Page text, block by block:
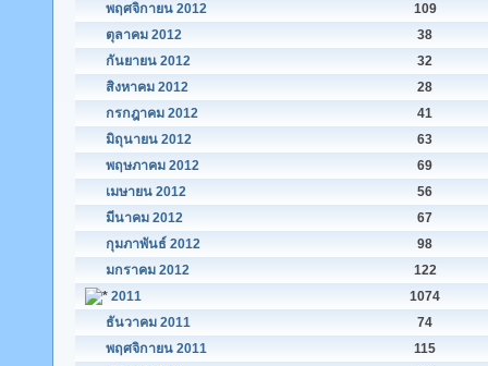
พฤศจิกายน 2012
109
ตุลาคม 2012
38
กันยายน 2012
32
สิงหาคม 2012
28
กรกฎาคม 2012
41
มิถุนายน 2012
63
พฤษภาคม 2012
69
เมษายน 2012
56
มีนาคม 2012
67
กุมภาพันธ์ 2012
98
มกราคม 2012
122
2011
1074
ธันวาคม 2011
74
พฤศจิกายน 2011
115